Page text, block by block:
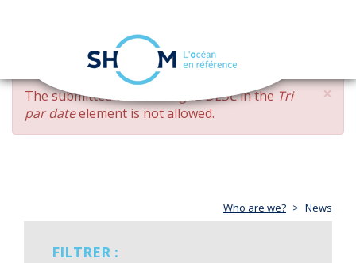
Skip
main
content
navigation
×
ERROR
MESSAGE
The submitted value changed DESCin the Tri
par dateelement is not allowed.
Who are we? News
FILTRER :